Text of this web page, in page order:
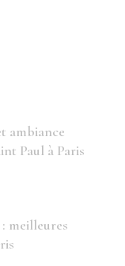
ambiance
Paul à Paris
meilleures